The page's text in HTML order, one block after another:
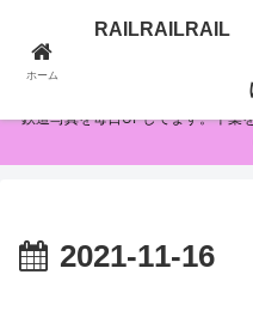
RAILRAILRAIL 毎
鉄道写真を毎日UPしてます。千葉
2021-11-16
ホーム
RAILRAILRAIL